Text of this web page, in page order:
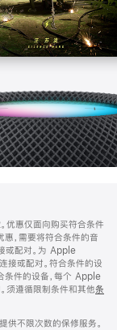
优惠仅面向购买符合条件
，需要将符合条件的音
或配对。为 Apple
或配对。符合条件的设
条件的设备，每个 Apple
须遵循限制条件和其他条
不限次数的保修服务。